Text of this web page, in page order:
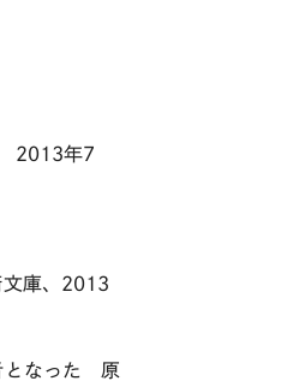
2013年7
文庫、2013
となった 原